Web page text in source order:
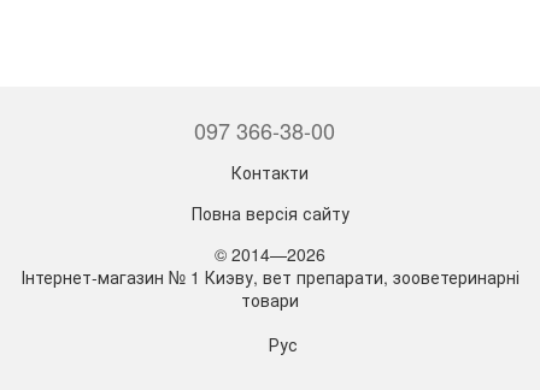
097 366-38-00
Контакти
Повна версія сайту
© 2014—2026
Інтернет-магазин № 1 Киэву, вет препарати, зооветеринарні
товари
Рус